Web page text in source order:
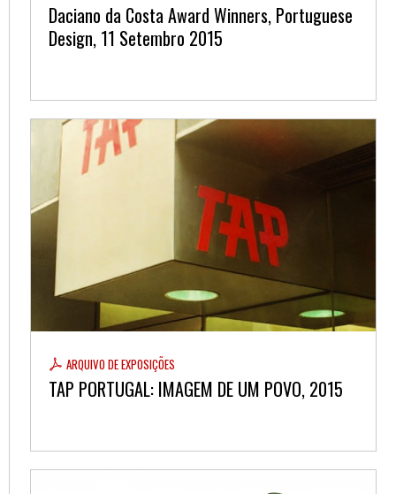
Daciano da Costa Award Winners, Portuguese
Design, 11 Setembro 2015
ARQUIVO DE EXPOSIÇÕES
TAP PORTUGAL: IMAGEM DE UM POVO, 2015